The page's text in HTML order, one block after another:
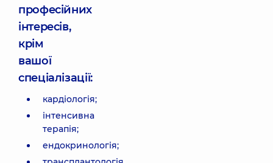
професійних
інтересів,
крім
вашої
спеціалізації:
кардіологія;
інтенсивна
терапія;
ендокринологія;